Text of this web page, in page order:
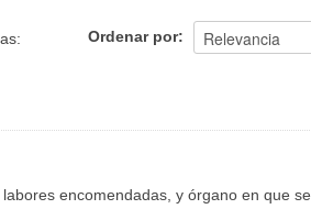
Ordenar por
encomendadas, y órgano en que se